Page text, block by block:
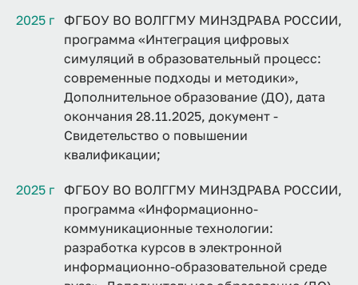
2025 г
ФГБОУ ВО ВОЛГГМУ МИНЗДРАВА РОССИИ,
программа «Интеграция цифровых
симуляций в образовательный процесс:
современные подходы и методики»,
Дополнительное образование (ДО), дата
окончания 28.11.2025, документ -
Свидетельство о повышении
квалификации;
2025 г
ФГБОУ ВО ВОЛГГМУ МИНЗДРАВА РОССИИ,
программа «Информационно-
коммуникационные технологии:
разработка курсов в электронной
информационно-образовательной среде